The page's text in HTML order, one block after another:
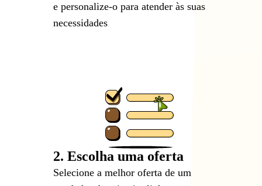
e personalize-o para atender às suas
necessidades
2. Escolha uma oferta
Selecione a melhor oferta de um